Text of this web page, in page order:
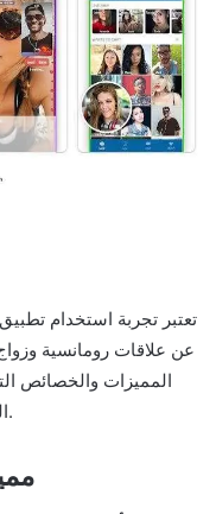
تعتبر تجربة استخدام تطبيق
عن علاقات رومانسية
المميزات والخصائص
المناسب لهم وبناء علاقات قوية ومستدامة.